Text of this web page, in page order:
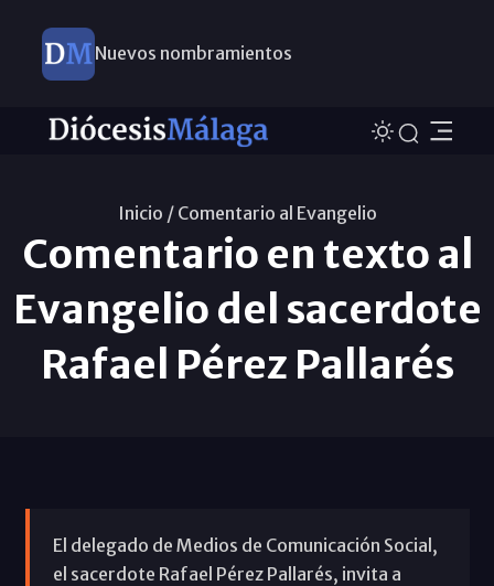
Nuevos nombramientos
Inicio / Comentario al Evangelio
Comentario en texto al
Evangelio del sacerdote
Rafael Pérez Pallarés
El delegado de Medios de Comunicación Social,
el sacerdote Rafael Pérez Pallarés, invita a